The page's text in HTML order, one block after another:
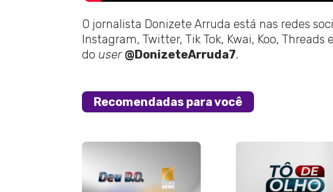
O jornalista Donizete Arruda está nas redes
Instagram, Twitter, Tik Tok, Kwai, Koo, Threads
do user @DonizeteArruda7.
Recomendadas para você